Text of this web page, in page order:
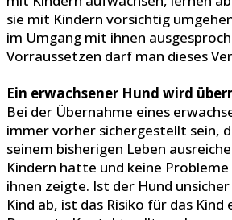
sie mit Kindern vorsichtig
im Umgang mit ihnen
Vorraussetzen darf man dieses
Ein erwachsener Hund wird
Bei der Übernahme eines
immer vorher sichergestellt sein,
seinem bisherigen Leben
Kindern hatte und keine
ihnen zeigte. Ist der Hund
Kind ab, ist das Risiko für das Kind